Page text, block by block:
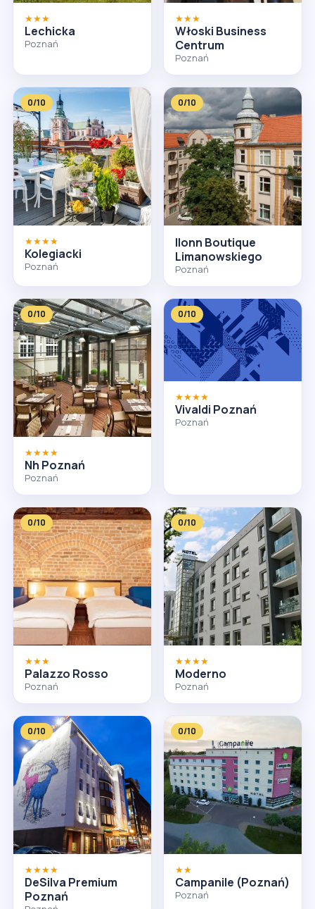
★★★
Lechicka
Poznań
★★★
Włoski Business
Centrum
Poznań
0/10
★★★★
Kolegiacki
Poznań
0/10
Ilonn Boutique
Limanowskiego
Poznań
0/10
★★★★
Nh Poznań
Poznań
0/10
★★★★
Vivaldi Poznań
Poznań
0/10
★★★
Palazzo Rosso
Poznań
0/10
★★★★
Moderno
Poznań
0/10
★★★★
DeSilva Premium
Poznań
0/10
★★
Campanile (Poznań)
Poznań